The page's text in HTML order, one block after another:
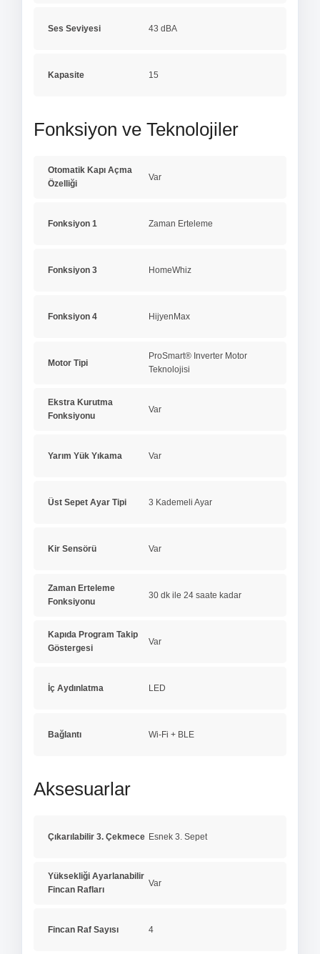
Ses Seviyesi 43 dBA
Kapasite 15
Fonksiyon ve Teknolojiler
Otomatik Kapı Açma
Özelliği
Var
Fonksiyon 1 Zaman Erteleme
Fonksiyon 3 HomeWhiz
Fonksiyon 4 HijyenMax
Motor Tipi
ProSmart® Inverter Motor
Teknolojisi
Ekstra Kurutma
Fonksiyonu
Var
Yarım Yük Yıkama Var
Üst Sepet Ayar Tipi 3 Kademeli Ayar
Kir Sensörü Var
Zaman Erteleme
Fonksiyonu
30 dk ile 24 saate kadar
Kapıda Program Takip
Göstergesi
Var
İç Aydınlatma LED
Bağlantı Wi-Fi + BLE
Aksesuarlar
Çıkarılabilir 3. Çekmece Esnek 3. Sepet
Yüksekliği Ayarlanabilir
Fincan Rafları
Var
Fincan Raf Sayısı 4